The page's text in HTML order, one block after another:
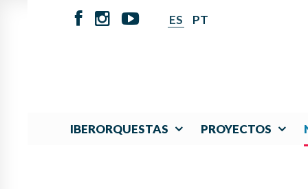
ES PT
IBERORQUESTAS PROYECTOS